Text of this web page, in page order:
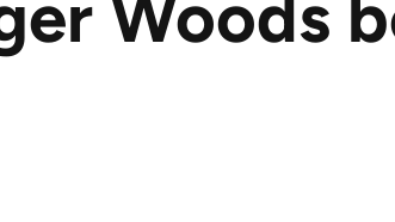
Woods